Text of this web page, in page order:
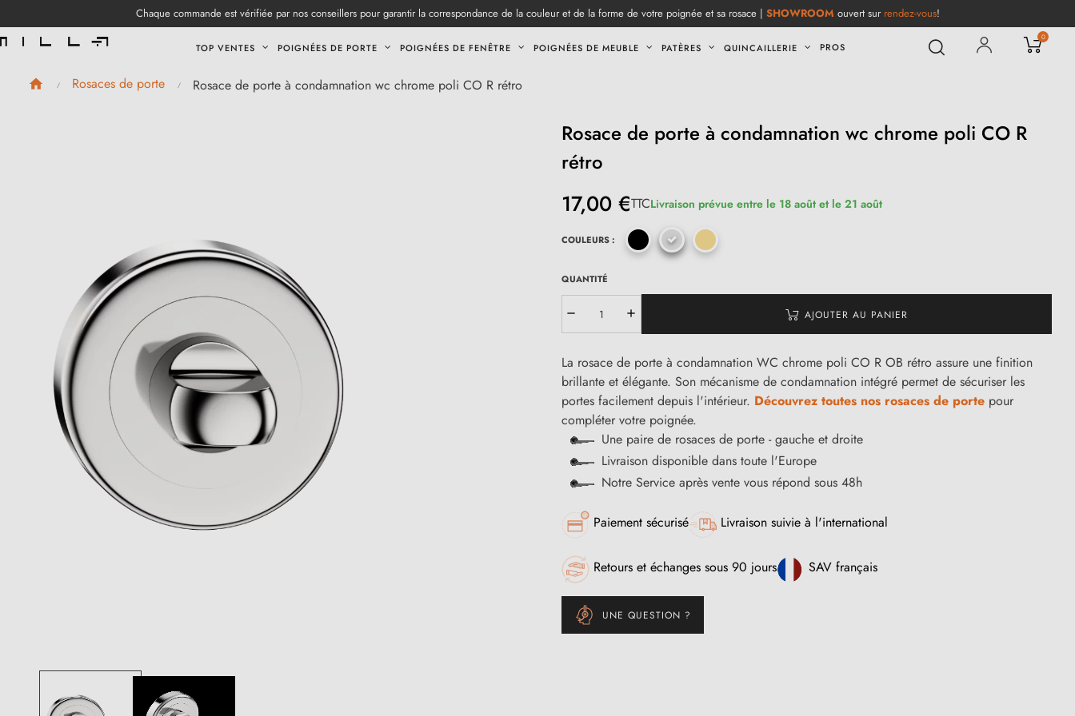
Chaque commande est vérifiée par nos conseillers pour garantir la correspondance de la couleur et de la forme de votre poignée et sa rosace | SHOWROOM ouvert sur rendez-vous!
TOP VENTES POIGNÉES DE PORTE POIGNÉES DE FENÊTRE POIGNÉES DE MEUBLE PATÈRES QUINCAILLERIE PROS
0
Rosaces de porte Rosace de porte à condamnation wc chrome poli CO R rétro
Rosace de porte à condamnation wc chrome poli CO R
rétro
17,00 €TTCLivraison prévue entre le 18 août et le 21 août
COULEURS :
QUANTITÉ
AJOUTER AU PANIER
La rosace de porte à condamnation WC chrome poli CO R OB rétro assure une finition
brillante et élégante. Son mécanisme de condamnation intégré permet de sécuriser les
portes facilement depuis l'intérieur. Découvrez toutes nos rosaces de porte pour
compléter votre poignée.
Une paire de rosaces de porte - gauche et droite
Livraison disponible dans toute l'Europe
Notre Service après vente vous répond sous 48h
Paiement sécurisé Livraison suivie à l'international
Retours et échanges sous 90 jours SAV français
UNE QUESTION ?